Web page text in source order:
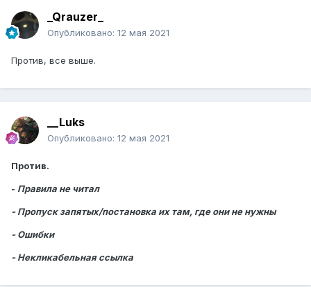
_Qrauzer_
Опубликовано: 12 мая 2021
Против, все выше.
__Luks
Опубликовано: 12 мая 2021
Против.
- Правила не читал
- Пропуск запятых/постановка их там, где они не нужны
- Ошибки
- Некликабельная ссылка